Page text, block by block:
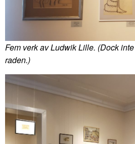
Fem verk av Ludwik Lille. (Dock
raden.)